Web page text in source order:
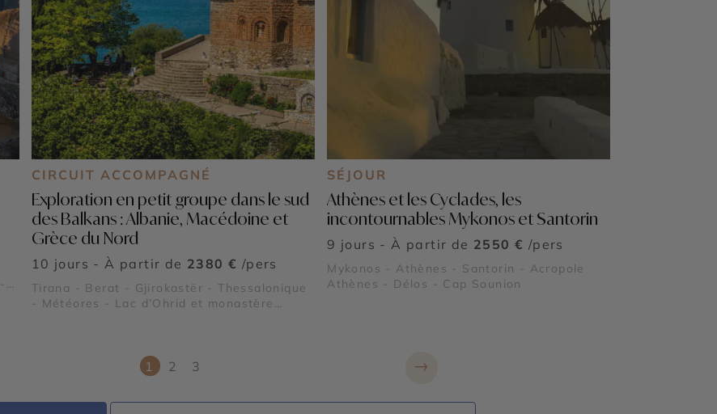
CIRCUIT ACCOMPAGNÉ
Exploration en petit groupe dans le sud
des Balkans : Albanie, Macédoine et
Grèce du Nord
10 jours - À partir de 2380 € /pers
Tirana - Berat - Gjirokastër - Thessalonique
- Météores - Lac d’Ohrid et monastère
SÉJOUR
Athènes et les Cyclades, les
incontournables Mykonos et Santorin
9 jours - À partir de 2550 € /pers
Mykonos - Athènes - Santorin - Acropole
Athènes - Délos - Cap Sounion
1 2 3 →